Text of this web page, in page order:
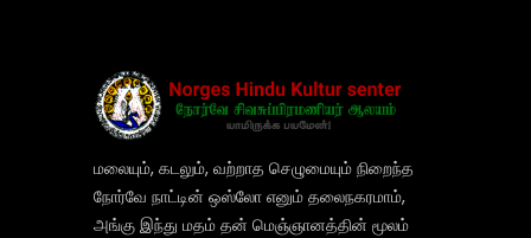
மலையும், கடலும், வற்றாத செழுமையும் நிறைந்த
நோர்வே நாட்டின் ஒஸ்லோ எனும் தலைநகரமாம்,
அங்கு இந்து மதம் தன் மெஞ்ஞானத்தின் மூலம்